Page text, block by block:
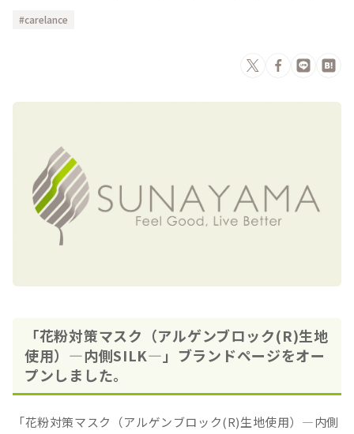
carelance
「花粉対策マスク（アルゲンブロック(R)生地
使用）―内側SILK―」ブランドページをオー
プンしました。
「花粉対策マスク（アルゲンブロック(R)生地使用）―内側